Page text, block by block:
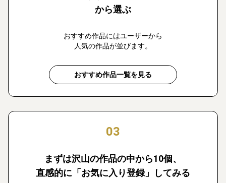
から選ぶ
おすすめ作品にはユーザーから
人気の作品が並びます。
おすすめ作品一覧を見る
03
まずは沢山の作品の中から10個、
直感的に「お気に入り登録」してみる